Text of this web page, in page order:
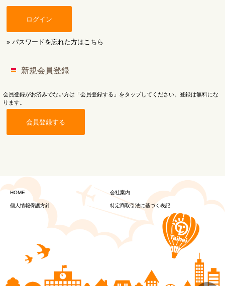
ログイン
» パスワードを忘れた方はこちら
新規会員登録
会員登録がお済みでない方は「会員登録する」をタップしてください。登録は無料にな
ります。
会員登録する
HOME 会社案内
個人情報保護方針 特定商取引法に基づく表記